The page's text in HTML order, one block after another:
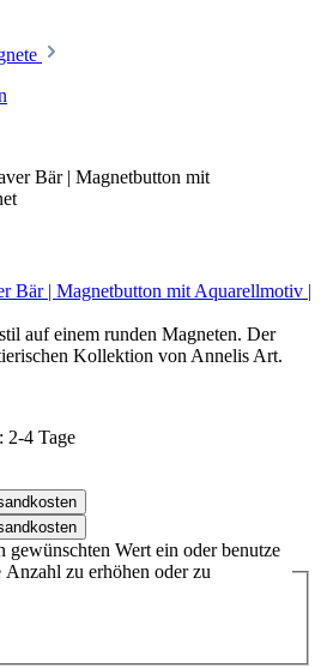
Bär | Magnetbutton mit Aquarellmotiv |
auf einem runden Magneten. Der
Kollektion von Annelis Art.
2-4 Tage
Wert ein oder benutze
zu erhöhen oder zu